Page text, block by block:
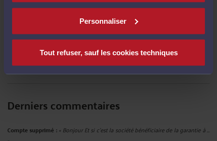
Personnaliser
Tout refuser, sauf les cookies techniques
Intimider le médecin du travail peut constituer une faute grave-Le 10 juin
pourtant acceptée par avenant à son contrat de travail-Le 10 juin 2021 à
Derniers commentaires
Compte supprimé :« Bonjour Et si c'est la société bénéficiaire de la garantie à ...